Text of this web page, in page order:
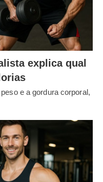
explica qual
e a gordura corporal,